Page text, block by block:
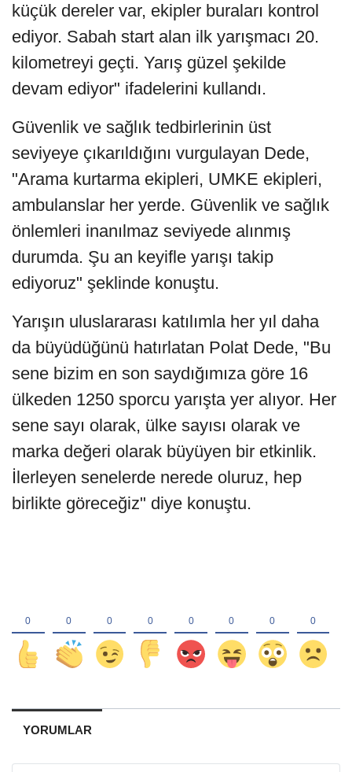
küçük dereler var, ekipler buraları kontrol
ediyor. Sabah start alan ilk yarışmacı 20.
kilometreyi geçti. Yarış güzel şekilde
devam ediyor" ifadelerini kullandı.
Güvenlik ve sağlık tedbirlerinin üst
seviyeye çıkarıldığını vurgulayan Dede,
"Arama kurtarma ekipleri, UMKE ekipleri,
ambulanslar her yerde. Güvenlik ve sağlık
önlemleri inanılmaz seviyede alınmış
durumda. Şu an keyifle yarışı takip
ediyoruz" şeklinde konuştu.
Yarışın uluslararası katılımla her yıl daha
da büyüdüğünü hatırlatan Polat Dede, "Bu
sene bizim en son saydığımıza göre 16
ülkeden 1250 sporcu yarışta yer alıyor. Her
sene sayı olarak, ülke sayısı olarak ve
marka değeri olarak büyüyen bir etkinlik.
İlerleyen senelerde nerede oluruz, hep
birlikte göreceğiz" diye konuştu.
YORUMLAR